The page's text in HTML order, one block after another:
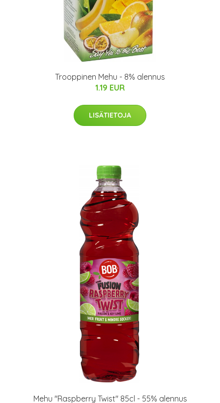
Trooppinen Mehu - 8% alennus
1.19 EUR
LISÄTIETOJA
Mehu "Raspberry Twist" 85cl - 55% alennus